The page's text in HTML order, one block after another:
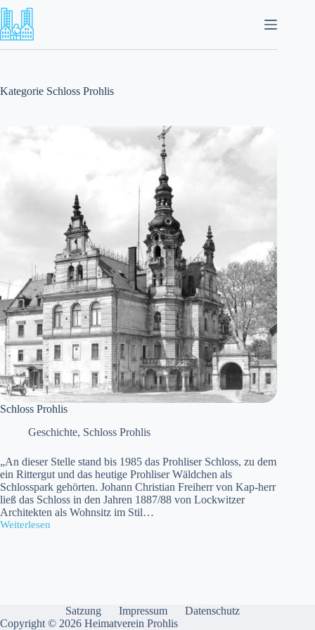
Zum
Inhalt
springen
Kategorie Schloss Prohlis
Schloss Prohlis
Geschichte, Schloss Prohlis
„An dieser Stelle stand bis 1985 das Prohliser Schloss, zu dem
ein Rittergut und das heutige Prohliser Wäldchen als
Schlosspark gehörten. Johann Christian Freiherr von Kap-herr
ließ das Schloss in den Jahren 1887/88 von Lockwitzer
Architekten als Wohnsitz im Stil…
Weiterlesen
Schloss
Satzung Impressum
Datenschutz
Copyright © 2026 Heimatverein Prohlis